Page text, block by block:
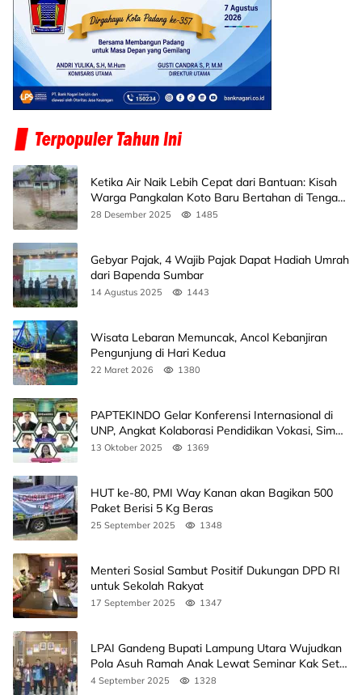
Ketika Air Naik Lebih Cepat dari Bantuan: Kisah
Warga Pangkalan Koto Baru Bertahan di Tengah
Banjir
28 Desember 2025 1485
Gebyar Pajak, 4 Wajib Pajak Dapat Hadiah Umrah
dari Bapenda Sumbar
14 Agustus 2025 1443
Wisata Lebaran Memuncak, Ancol Kebanjiran
Pengunjung di Hari Kedua
22 Maret 2026 1380
PAPTEKINDO Gelar Konferensi Internasional di
UNP, Angkat Kolaborasi Pendidikan Vokasi, Simak
Agendanya
13 Oktober 2025 1369
HUT ke-80, PMI Way Kanan akan Bagikan 500
Paket Berisi 5 Kg Beras
25 September 2025 1348
Menteri Sosial Sambut Positif Dukungan DPD RI
untuk Sekolah Rakyat
17 September 2025 1347
LPAI Gandeng Bupati Lampung Utara Wujudkan
Pola Asuh Ramah Anak Lewat Seminar Kak Seto,
Ini Jadwalnya
4 September 2025 1328